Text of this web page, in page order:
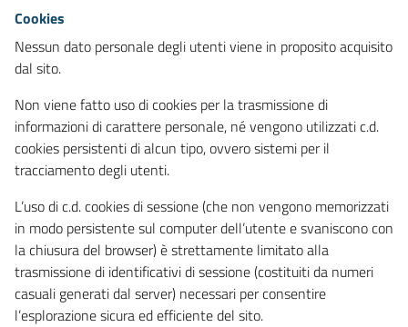
Cookies
Nessun dato personale degli utenti viene in proposito acquisito
dal sito.
Non viene fatto uso di cookies per la trasmissione di
informazioni di carattere personale, né vengono utilizzati c.d.
cookies persistenti di alcun tipo, ovvero sistemi per il
tracciamento degli utenti.
L’uso di c.d. cookies di sessione (che non vengono memorizzati
in modo persistente sul computer dell’utente e svaniscono con
la chiusura del browser) è strettamente limitato alla
trasmissione di identificativi di sessione (costituiti da numeri
casuali generati dal server) necessari per consentire
l’esplorazione sicura ed efficiente del sito.